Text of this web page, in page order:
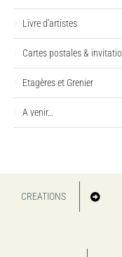
Livre d’artistes
Cartes postales &
Etagères et Grenier
A venir…
CREATIONS